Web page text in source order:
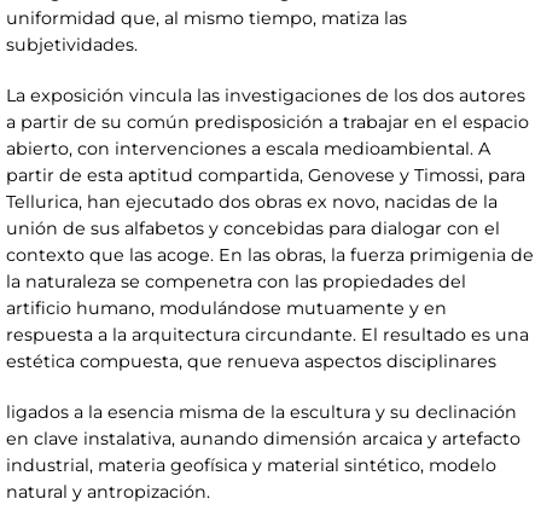
uniformidad que, al mismo tiempo, matiza las
subjetividades.
La exposición vincula las investigaciones de los dos autores
a partir de su común predisposición a trabajar en el espacio
abierto, con intervenciones a escala medioambiental. A
partir de esta aptitud compartida, Genovese y Timossi, para
Tellurica, han ejecutado dos obras ex novo, nacidas de la
unión de sus alfabetos y concebidas para dialogar con el
contexto que las acoge. En las obras, la fuerza primigenia de
la naturaleza se compenetra con las propiedades del
artificio humano, modulándose mutuamente y en
respuesta a la arquitectura circundante. El resultado es una
estética compuesta, que renueva aspectos disciplinares
ligados a la esencia misma de la escultura y su declinación
en clave instalativa, aunando dimensión arcaica y artefacto
industrial, materia geofísica y material sintético, modelo
natural y antropización.